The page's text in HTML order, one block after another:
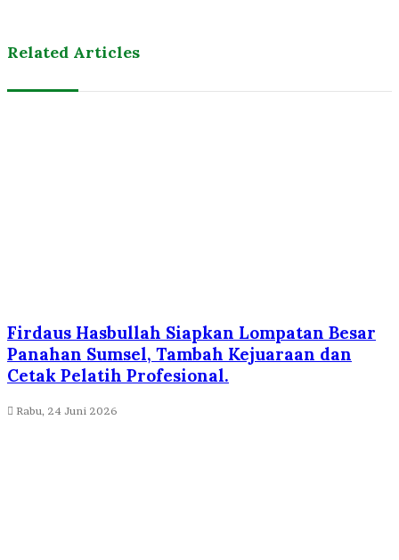
Related Articles
Firdaus Hasbullah Siapkan Lompatan Besar
Panahan Sumsel, Tambah Kejuaraan dan
Cetak Pelatih Profesional.
Rabu, 24 Juni 2026